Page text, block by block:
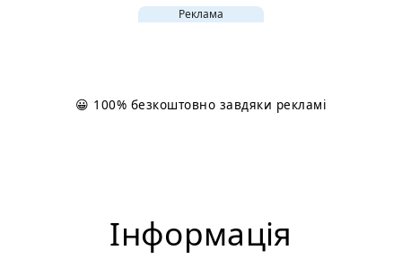
Реклама
😀 100% безкоштовно завдяки рекламі
Iнформація